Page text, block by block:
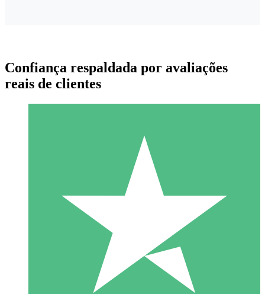
Pacotes de Créditos Individuais
Pague conforme o uso com créditos de download. Sem
1000
Confiança respaldada por avaliações
reais de clientes